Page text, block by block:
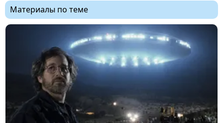
Материалы по теме